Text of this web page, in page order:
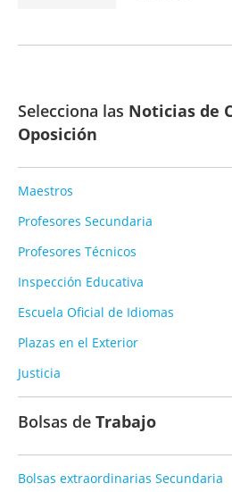
Selecciona las Noticias de
Oposición
Maestros
Profesores Secundaria
Profesores Técnicos
Inspección Educativa
Escuela Oficial de Idiomas
Plazas en el Exterior
Justicia
Bolsas de Trabajo
Bolsas extraordinarias Secundaria